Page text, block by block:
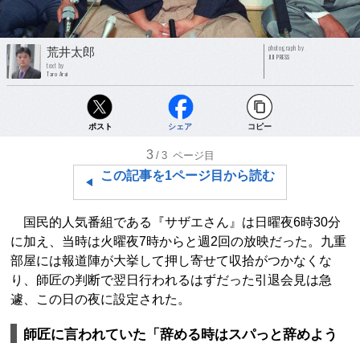
荒井太郎
text by
Taro Arai
photograph by
JIJI PRESS
ポスト シェア コピー
3 /3 ページ目
この記事を1ページ目から読む
国民的人気番組である『サザエさん』は日曜夜6時30分
に加え、当時は火曜夜7時からと週2回の放映だった。九重
部屋には報道陣が大挙して押し寄せて収拾がつかなくな
り、師匠の判断で翌日行われるはずだった引退会見は急
遽、この日の夜に設定された。
師匠に言われていた「辞める時はスパっと辞めよう